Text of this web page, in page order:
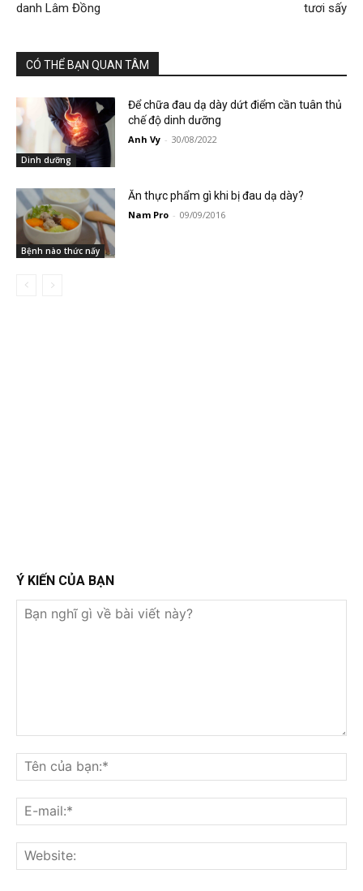
danh Lâm Đồng
tươi sấy
CÓ THỂ BẠN QUAN TÂM
Dinh dưỡng
Để chữa đau dạ dày dứt điểm cần tuân thủ
chế độ dinh dưỡng
Anh Vy - 30/08/2022
Bệnh nào thức nấy
Ăn thực phẩm gì khi bị đau dạ dày?
Nam Pro - 09/09/2016
Ý KIẾN CỦA BẠN
nghĩ
gì
về
bài
viết
này?